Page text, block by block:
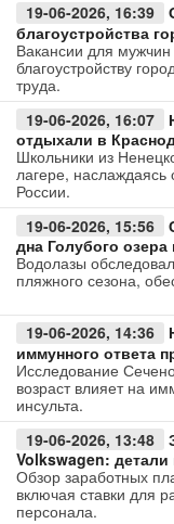
19-06-2026, 16:39
благоустройства
Вакансии для
благоустройству
труда.
19-06-2026, 16:07
отдыхали в
Школьники из
лагере,
России.
19-06-2026, 15:56
дна Голубого
Водолазы
пляжного сезона,
19-06-2026, 14:36
иммунного ответа
Исследование
возраст влияет на
инсульта.
19-06-2026, 13:48
Volkswagen:
Обзор заработных
включая ставки для
персонала.